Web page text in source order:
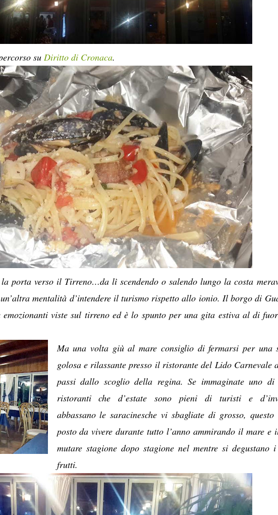
su Diritto di Cronaca.
porta verso il Tirreno…da lì scendendo o salendo lungo la costa
mentalità d’intendere il turismo rispetto allo ionio. Il borgo di
emozionanti viste sul tirreno ed è lo spunto per una gita estiva al di
Ma una volta giù al mare consiglio di fermarsi per una
golosa e rilassante presso il ristorante del Lido Carnevale
passi dallo scoglio della regina. Se immaginate uno di
ristoranti che d’estate sono pieni di turisti e
abbassano le saracinesche vi sbagliate di grosso, questo
posto da vivere durante tutto l’anno ammirando il mare e
mutare stagione dopo stagione nel mentre si degustano
frutti.